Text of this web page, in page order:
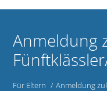
Anmeldung
Für Eltern Anmeldung